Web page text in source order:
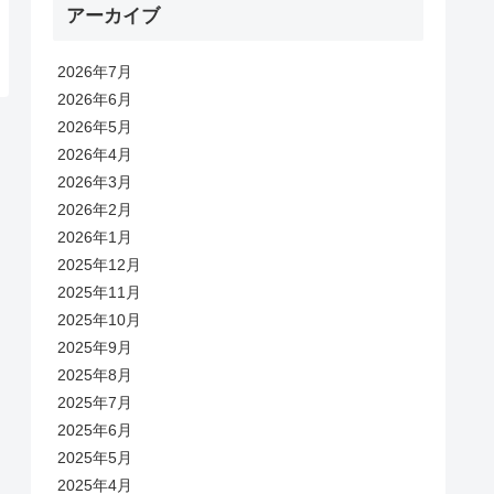
アーカイブ
2026年7月
2026年6月
2026年5月
2026年4月
2026年3月
2026年2月
2026年1月
2025年12月
2025年11月
2025年10月
2025年9月
2025年8月
2025年7月
2025年6月
2025年5月
2025年4月